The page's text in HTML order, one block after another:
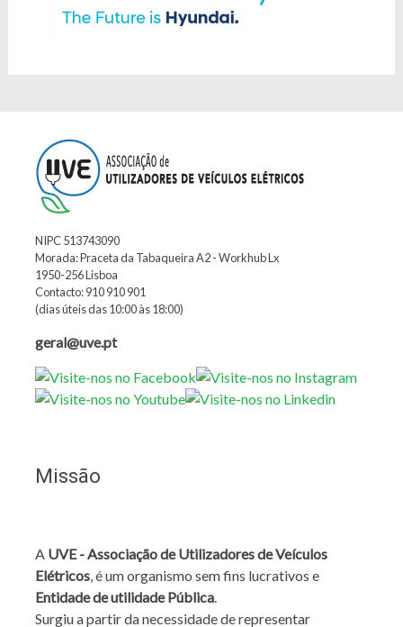
NIPC 513743090
Morada: Praceta da Tabaqueira A2 - Workhub Lx
1950-256 Lisboa
Contacto: 910 910 901
(dias úteis das 10:00 às 18:00)
geral@uve.pt
Missão
A UVE - Associação de Utilizadores de Veículos
Elétricos, é um organismo sem fins lucrativos e
Entidade de utilidade Pública.
Surgiu a partir da necessidade de representar